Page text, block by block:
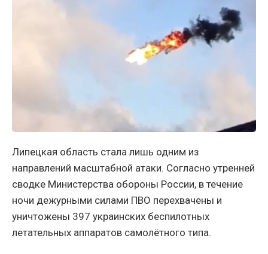
Липецкая область стала лишь одним из
направлений масштабной атаки. Согласно утренней
сводке Министерства обороны России, в течение
ночи дежурными силами ПВО перехвачены и
уничтожены 397 украинских беспилотных
летательных аппаратов самолётного типа.